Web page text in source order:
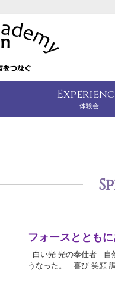
体験会
フォースととも
白い光 光の奉仕者 自
うなった。 喜び 笑顔